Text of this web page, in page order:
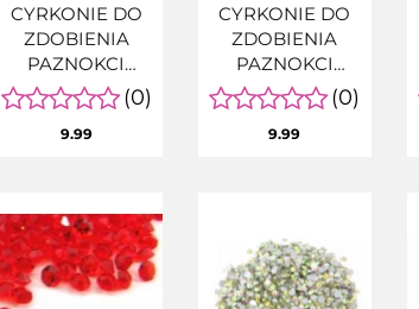
CYRKONIE DO
ZDOBIENIA
PAZNOKCI
CRYSTAL STONE
ss4 AB
OPALIZUJĄCE
(0)
9.99
CYRKONIE DO
ZDOBIENIA
PAZNOKCI
SREBRNE ss4
1440szt
(0)
9.99